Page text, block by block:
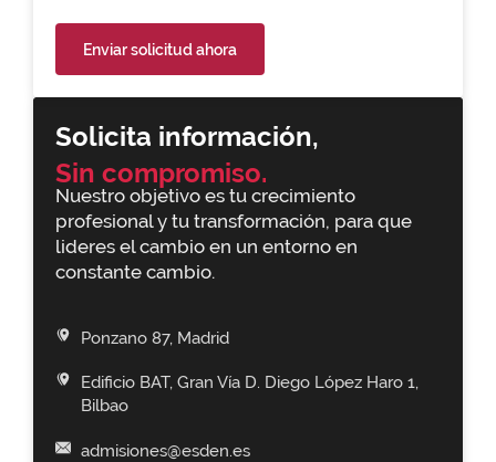
Solicita información,
Sin compromiso.
Nuestro objetivo es tu crecimiento
profesional y tu transformación, para que
lideres el cambio en un entorno en
constante cambio.
Ponzano 87, Madrid
Edificio BAT, Gran Vía D. Diego López Haro 1,
Bilbao
admisiones@esden.es
Enviar solicitud ahora